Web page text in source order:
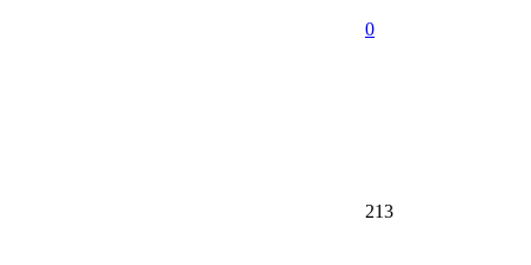
0
213